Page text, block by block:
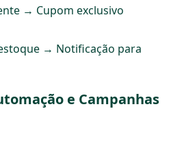
→ Cupom exclusivo
→ Notificação para
e Campanhas